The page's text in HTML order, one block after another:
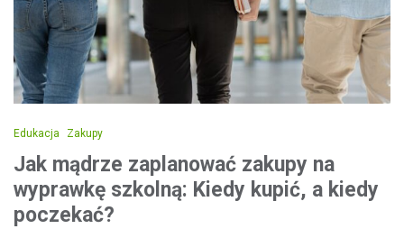
Edukacja Zakupy
Jak mądrze zaplanować zakupy na
wyprawkę szkolną: Kiedy kupić, a kiedy
poczekać?